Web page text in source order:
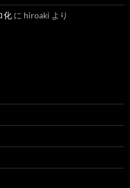
化 に hiroaki より